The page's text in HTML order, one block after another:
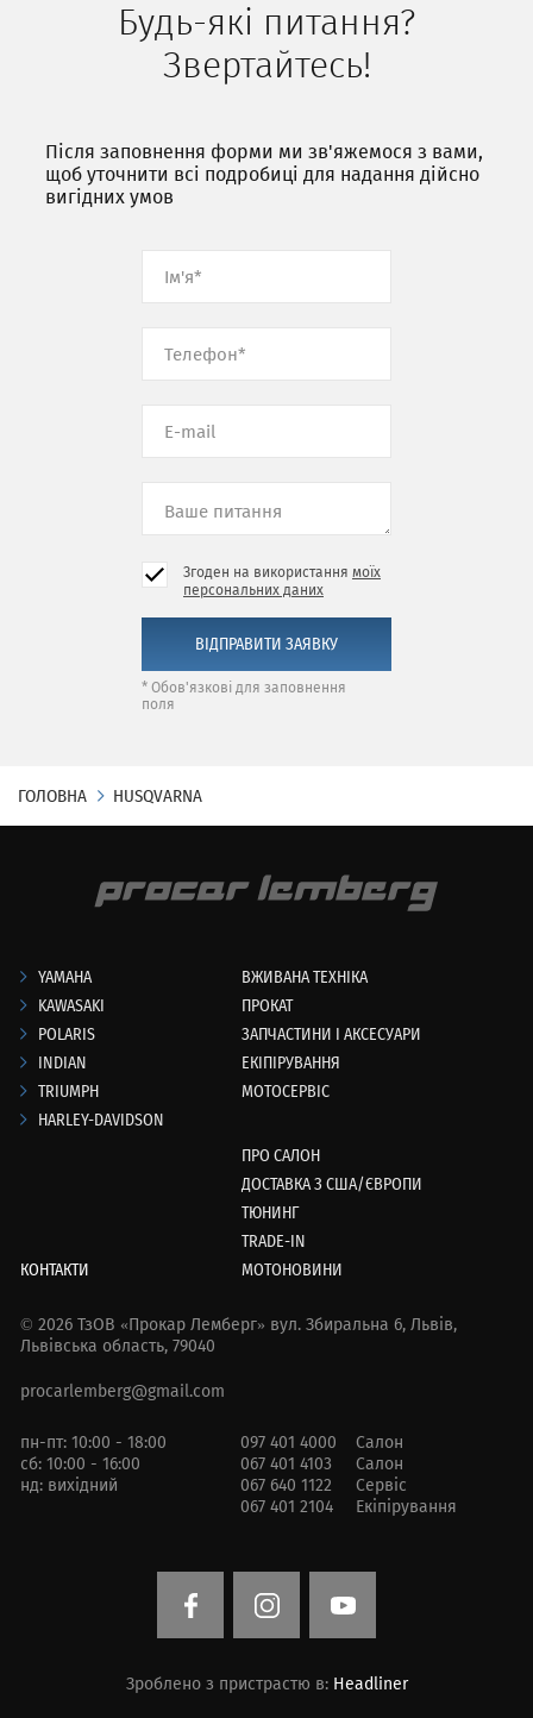
Будь-які питання?
Звертайтесь!
Після заповнення форми ми зв'яжемося з вами,
щоб уточнити всі подробиці для надання дійсно
вигідних умов
Згоден на використання моїх
персональних даних
* Обов'язкові для заповнення
поля
ГОЛОВНА HUSQVARNA
YAMAHA
KAWASAKI
POLARIS
INDIAN
TRIUMPH
HARLEY-DAVIDSON
ВЖИВАНА ТЕХНІКА
ПРОКАТ
ЗАПЧАСТИНИ І АКСЕСУАРИ
ЕКІПІРУВАННЯ
МОТОСЕРВІС
ПРО САЛОН
ДОСТАВКА З США/ЄВРОПИ
ТЮНИНГ
TRADE-IN
МОТОНОВИНИ
КОНТАКТИ
© 2026 ТзОВ «Прокар Лемберг» вул. Збиральна 6, Львів,
Львівська область, 79040
procarlemberg@gmail.com
пн-пт: 10:00 - 18:00
сб: 10:00 - 16:00
нд: вихідний
097 401 4000
Салон
067 401 4103
Салон
067 640 1122
Сервіс
067 401 2104
Екіпірування
Зроблено з пристрастю в: Headliner